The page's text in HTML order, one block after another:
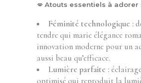
💋 Atouts essentiels à adorer
Féminité technologique :
tendre qui marie élégance
innovation moderne pour un
aussi beau qu’efficace.
Lumière parfaite :
optimisé qui reproduit la